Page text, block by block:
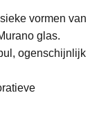
vormen van
glas.
ogenschijnlijk